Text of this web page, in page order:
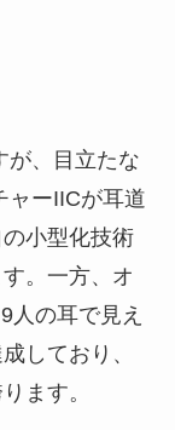
が、目立たな
ャーIICが耳道
小型化技術
。一方、オ
人の耳で見え
しており、
ます。